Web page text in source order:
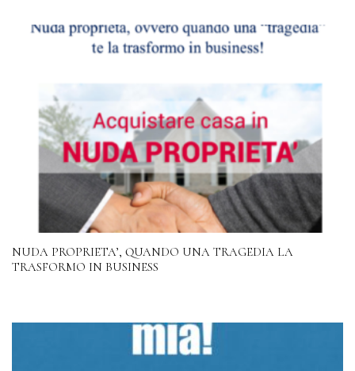
NUDA PROPRIETA’, QUANDO UNA TRAGEDIA LA
TRASFORMO IN BUSINESS